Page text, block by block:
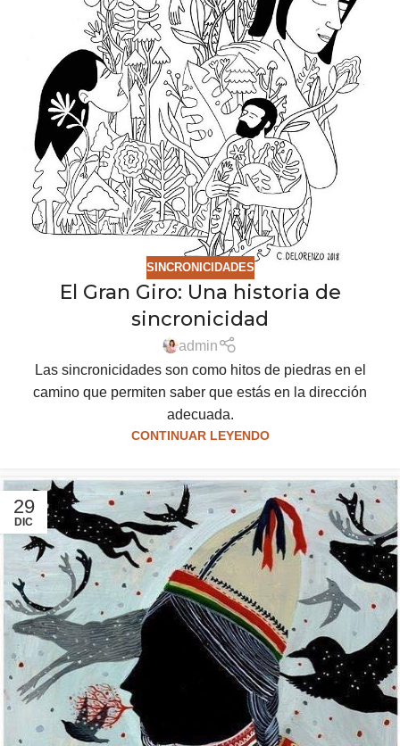
SINCRONICIDADES
El Gran Giro: Una historia de
sincronicidad
admin
Las sincronicidades son como hitos de piedras en el
camino que permiten saber que estás en la dirección
adecuada.
CONTINUAR LEYENDO
29
DIC